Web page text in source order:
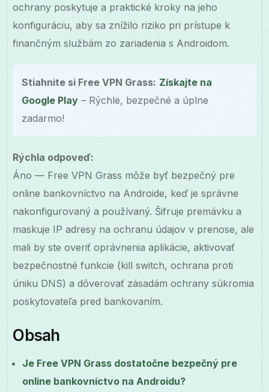
ochrany poskytuje a praktické kroky na jeho
konfiguráciu, aby sa znížilo riziko pri prístupe k
finančným službám zo zariadenia s Androidom.
Stiahnite si Free VPN Grass: Získajte na
Google Play – Rýchle, bezpečné a úplne
zadarmo!
Rýchla odpoveď:
Áno — Free VPN Grass môže byť bezpečný pre
online bankovníctvo na Androide, keď je správne
nakonfigurovaný a používaný. Šifruje premávku a
maskuje IP adresy na ochranu údajov v prenose, ale
mali by ste overiť oprávnenia aplikácie, aktivovať
bezpečnostné funkcie (kill switch, ochrana proti
úniku DNS) a dôverovať zásadám ochrany súkromia
poskytovateľa pred bankovaním.
Obsah
Je Free VPN Grass dostatočne bezpečný pre
online bankovníctvo na Androidu?